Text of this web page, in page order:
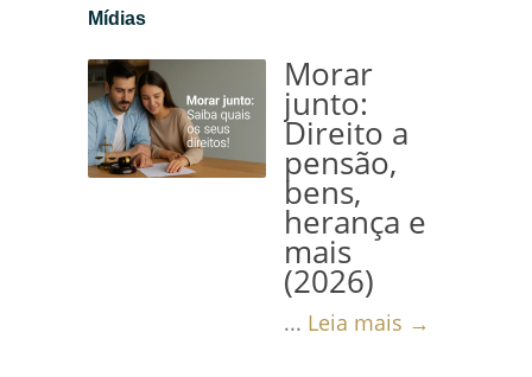
Mídias
Morar
junto:
Direito a
pensão,
bens,
herança e
mais
(2026)
... Leia mais →